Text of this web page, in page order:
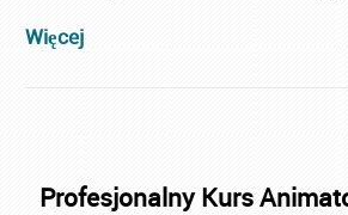
Więcej
Profesjonalny Kurs